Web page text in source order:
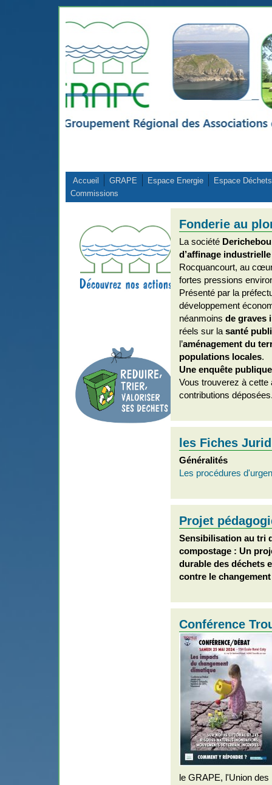
Accueil GRAPE Espace Energie
Espace Déchets
Commissions
Fonderie au
La société
d’affinage
Rocquancourt, au
fortes pressions
Présenté par la
développement
néanmoinsde graves
réels sur lasanté
l’aménagement du
populations locales.
Une enquête
Vous trouverez à
contributions
les Fiches
Généralités
Les procédures
Projet
Sensibilisation au tri
compostage : Un
durable des déchets
contre le
Conférence
le GRAPE, l'Union